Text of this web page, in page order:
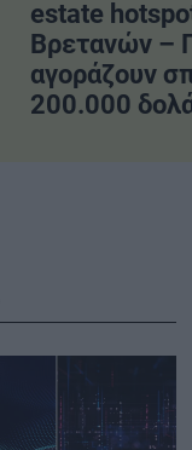
estate
Βρετανών –
αγοράζουν
200.000